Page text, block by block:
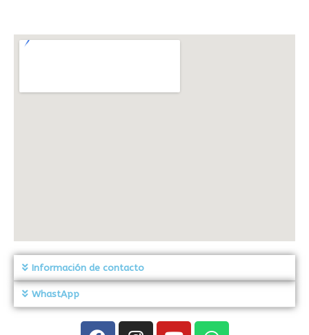
Información de contacto
WhastApp